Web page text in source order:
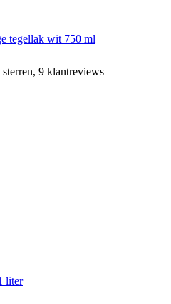
tegellak wit 750 ml
9 klantreviews
liter